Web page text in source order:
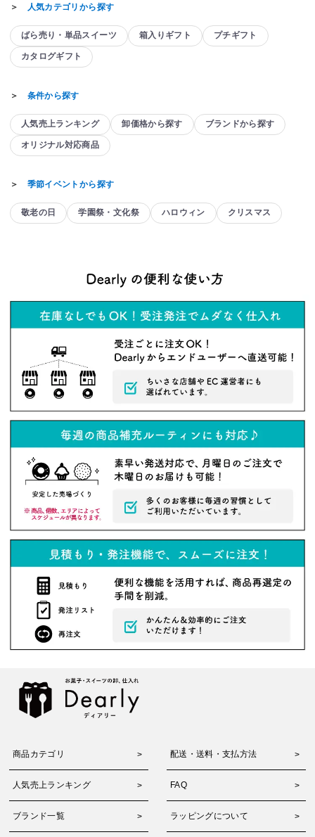
＞ 人気カテゴリから探す
ばら売り・単品スイーツ 箱入りギフト プチギフト
カタログギフト
＞ 条件から探す
人気売上ランキング 卸価格から探す ブランドから探す
オリジナル対応商品
＞ 季節イベントから探す
敬老の日 学園祭・文化祭 ハロウィン クリスマス
商品カテゴリ 配送・送料・支払方法
人気売上ランキング FAQ
ブランド一覧 ラッピングについて